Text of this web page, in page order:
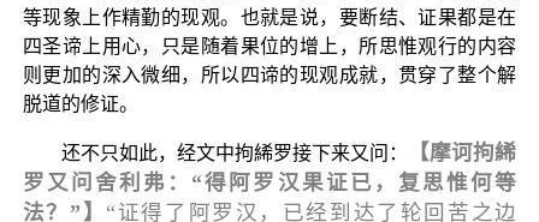
等现象上作精勤的现观。也就是说，要断结、证果都是在
四圣谛上用心，只是随着果位的增上，所思惟观行的内容
则更加的深入微细，所以四谛的现观成就，贯穿了整个解
脱道的修证。
还不只如此，经文中拘絺罗接下来又问：
【摩诃拘絺
罗又问舍利弗：“得阿罗汉果证已，复思惟何等
法？”】 “证得了阿罗汉，已经到达了轮回苦之边